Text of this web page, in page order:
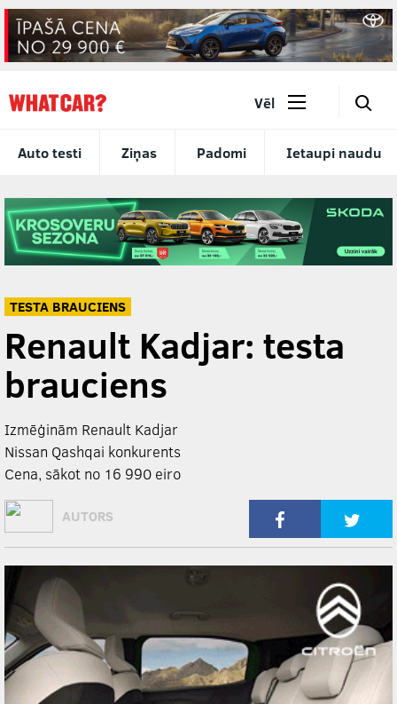
Auto testi Ziņas Padomi Ietaupi naudu
Vēl 🔎
TESTA BRAUCIENS
Renault Kadjar: testa
brauciens
Izmēģinām Renault Kadjar
Nissan Qashqai konkurents
Cena, sākot no 16 990 eiro
AUTORS